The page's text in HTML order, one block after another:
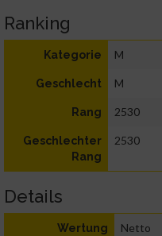
Ranking
Kategorie M
Geschlecht M
Rang 2530
Geschlechter
Rang
2530
Details
Wertung Netto